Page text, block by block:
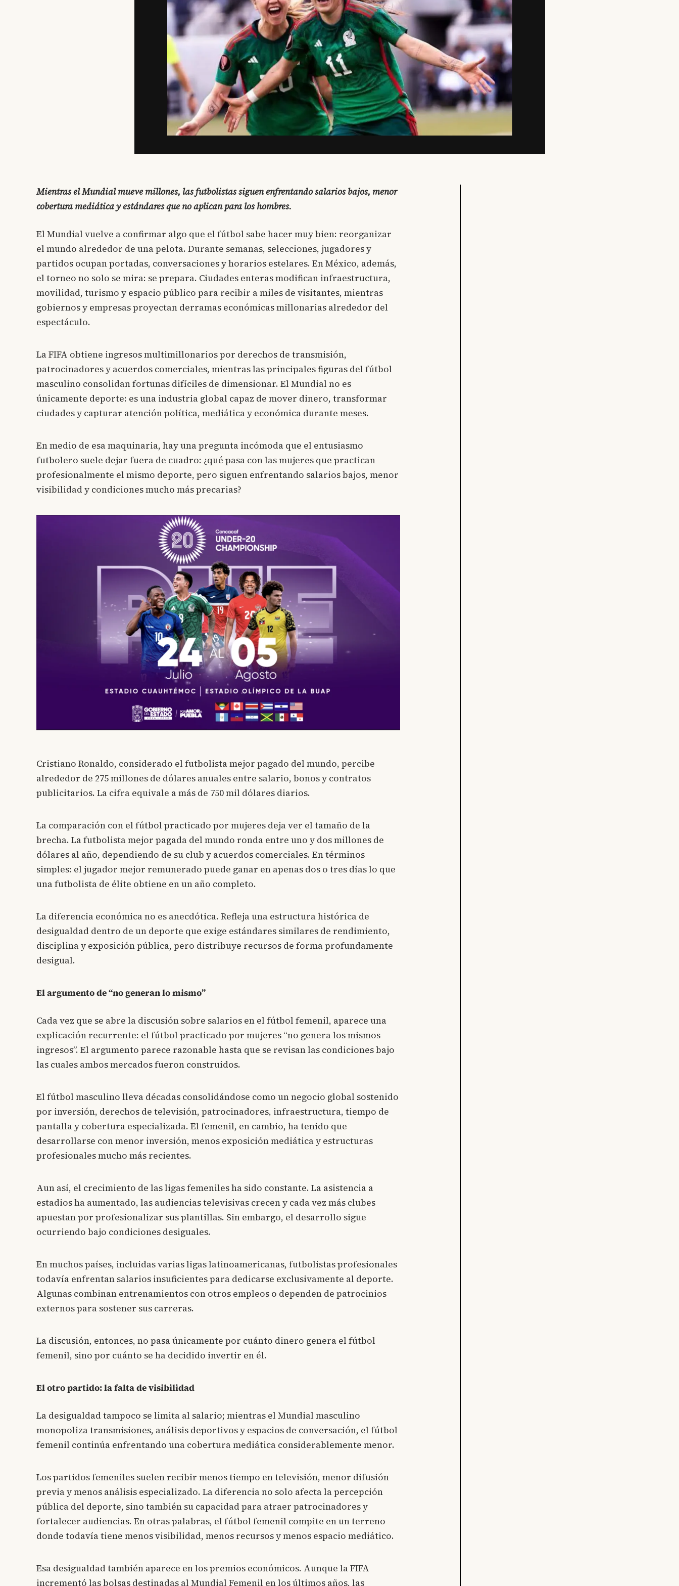
Mientras el Mundial mueve millones, las futbolistas siguen enfrentando salarios bajos, menor
cobertura mediática y estándares que no aplican para los hombres.
El Mundial vuelve a confirmar algo que el fútbol sabe hacer muy bien: reorganizar
el mundo alrededor de una pelota. Durante semanas, selecciones, jugadores y
partidos ocupan portadas, conversaciones y horarios estelares. En México, además,
el torneo no solo se mira: se prepara. Ciudades enteras modifican infraestructura,
movilidad, turismo y espacio público para recibir a miles de visitantes, mientras
gobiernos y empresas proyectan derramas económicas millonarias alrededor del
espectáculo.
La FIFA obtiene ingresos multimillonarios por derechos de transmisión,
patrocinadores y acuerdos comerciales, mientras las principales figuras del fútbol
masculino consolidan fortunas difíciles de dimensionar. El Mundial no es
únicamente deporte: es una industria global capaz de mover dinero, transformar
ciudades y capturar atención política, mediática y económica durante meses.
En medio de esa maquinaria, hay una pregunta incómoda que el entusiasmo
futbolero suele dejar fuera de cuadro: ¿qué pasa con las mujeres que practican
profesionalmente el mismo deporte, pero siguen enfrentando salarios bajos, menor
visibilidad y condiciones mucho más precarias?
Cristiano Ronaldo, considerado el futbolista mejor pagado del mundo, percibe
alrededor de 275 millones de dólares anuales entre salario, bonos y contratos
publicitarios. La cifra equivale a más de 750 mil dólares diarios.
La comparación con el fútbol practicado por mujeres deja ver el tamaño de la
brecha. La futbolista mejor pagada del mundo ronda entre uno y dos millones de
dólares al año, dependiendo de su club y acuerdos comerciales. En términos
simples: el jugador mejor remunerado puede ganar en apenas dos o tres días lo que
una futbolista de élite obtiene en un año completo.
La diferencia económica no es anecdótica. Refleja una estructura histórica de
desigualdad dentro de un deporte que exige estándares similares de rendimiento,
disciplina y exposición pública, pero distribuye recursos de forma profundamente
desigual.
El argumento de “no generan lo mismo”
Cada vez que se abre la discusión sobre salarios en el fútbol femenil, aparece una
explicación recurrente: el fútbol practicado por mujeres “no genera los mismos
ingresos”. El argumento parece razonable hasta que se revisan las condiciones bajo
las cuales ambos mercados fueron construidos.
El fútbol masculino lleva décadas consolidándose como un negocio global sostenido
por inversión, derechos de televisión, patrocinadores, infraestructura, tiempo de
pantalla y cobertura especializada. El femenil, en cambio, ha tenido que
desarrollarse con menor inversión, menos exposición mediática y estructuras
profesionales mucho más recientes.
Aun así, el crecimiento de las ligas femeniles ha sido constante. La asistencia a
estadios ha aumentado, las audiencias televisivas crecen y cada vez más clubes
apuestan por profesionalizar sus plantillas. Sin embargo, el desarrollo sigue
ocurriendo bajo condiciones desiguales.
En muchos países, incluidas varias ligas latinoamericanas, futbolistas profesionales
todavía enfrentan salarios insuficientes para dedicarse exclusivamente al deporte.
Algunas combinan entrenamientos con otros empleos o dependen de patrocinios
externos para sostener sus carreras.
La discusión, entonces, no pasa únicamente por cuánto dinero genera el fútbol
femenil, sino por cuánto se ha decidido invertir en él.
El otro partido: la falta de visibilidad
La desigualdad tampoco se limita al salario; mientras el Mundial masculino
monopoliza transmisiones, análisis deportivos y espacios de conversación, el fútbol
femenil continúa enfrentando una cobertura mediática considerablemente menor.
Los partidos femeniles suelen recibir menos tiempo en televisión, menor difusión
previa y menos análisis especializado. La diferencia no solo afecta la percepción
pública del deporte, sino también su capacidad para atraer patrocinadores y
fortalecer audiencias. En otras palabras, el fútbol femenil compite en un terreno
donde todavía tiene menos visibilidad, menos recursos y menos espacio mediático.
Esa desigualdad también aparece en los premios económicos. Aunque la FIFA
incrementó las bolsas destinadas al Mundial Femenil en los últimos años, las